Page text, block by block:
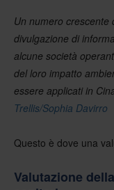
Un numero crescente
divulgazione di
alcune società
del loro impatto
essere applicati in
Trellis/Sophia Davirro
Questo è dove una
Valutazione